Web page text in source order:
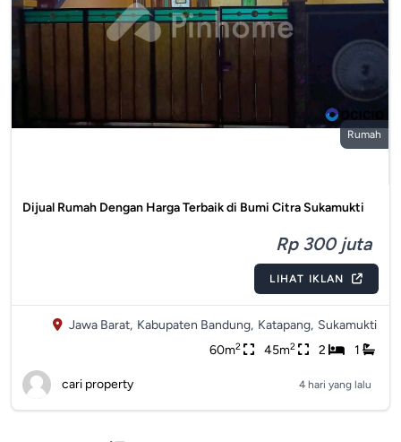
Rumah
Dijual Rumah Dengan Harga Terbaik di Bumi Citra Sukamukti
Rp 300 juta
LIHAT IKLAN
Jawa Barat, Kabupaten Bandung, Katapang, Sukamukti
60m2 45m2 2 1
cari property 4 hari yang lalu